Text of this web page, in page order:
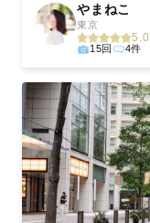
やまねこ
東京
5.0
15回 4件